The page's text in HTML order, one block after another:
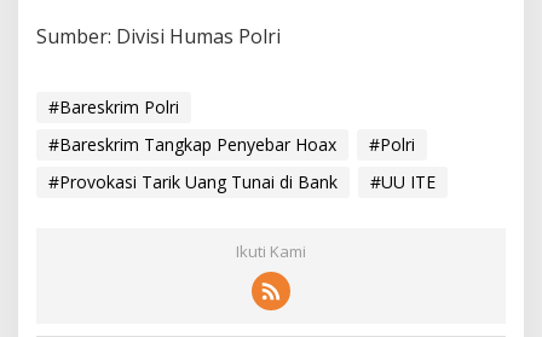
Sumber: Divisi Humas Polri
#Bareskrim Polri
#Bareskrim Tangkap Penyebar Hoax
#Polri
#Provokasi Tarik Uang Tunai di Bank
#UU ITE
Ikuti Kami